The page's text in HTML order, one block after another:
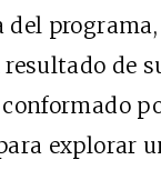
de
explorar